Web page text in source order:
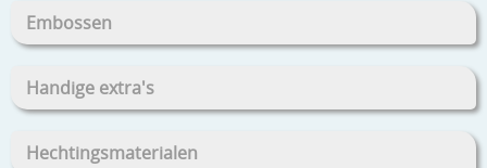
Embossen
Handige extra's
Hechtingsmaterialen